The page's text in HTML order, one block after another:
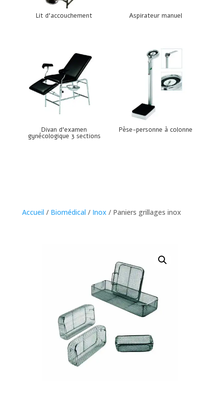
Lit d’accouchement Aspirateur manuel
Divan d’examen
gynécologique 3 sections
Pèse-personne à colonne
Accueil / Biomédical / Inox / Paniers grillages inox